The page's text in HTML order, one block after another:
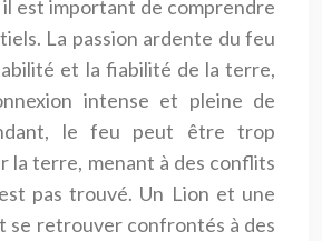
est important de comprendre
La passion ardente du feu
et la fiabilité de la terre,
intense et pleine de
le feu peut être trop
la terre, menant à des conflits
pas trouvé. Un Lion et une
se retrouver confrontés à des